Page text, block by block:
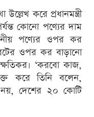
করে প্রধানমন্ত্রী
কোনো পণ্যের দাম
পণ্যের ওপর কর
ওপর কর বাড়ানো
‘করবো কাজ,
করে তিনি বলেন,
নয়, দেশের ২০ কোটি